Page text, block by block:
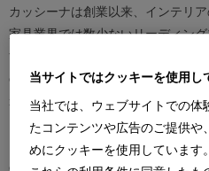
カッシーナは創業以来、インテリ
家具業界では数少ないリーディン
す。17世紀、イタリアで誕生した
の製造に始まり、その後豪華客船
かなものとしました。1927年にチ
ト・カッシーナによってカッシー
モダンファーニチャーの分野へと
の最も重要な美術館にコレクショ
当サイトではクッキーを使用し
当社では、ウェブサイトでの体
たコンテンツや広告のご提供や
めにクッキーを使用しています